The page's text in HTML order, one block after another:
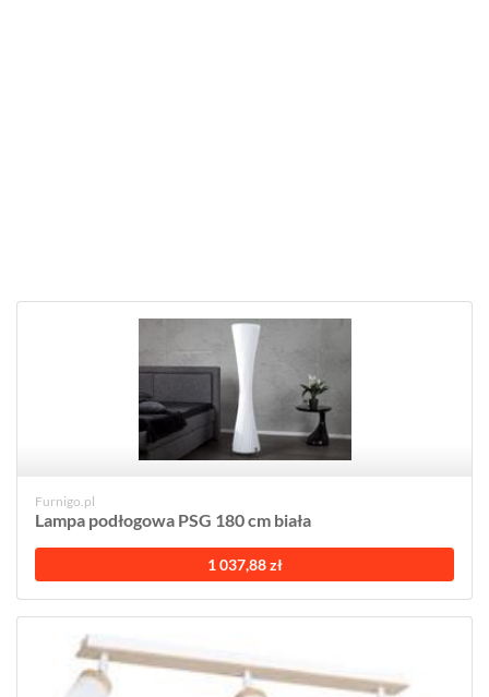
Furnigo.pl
Lampa podłogowa PSG 180 cm biała
1 037,88 zł